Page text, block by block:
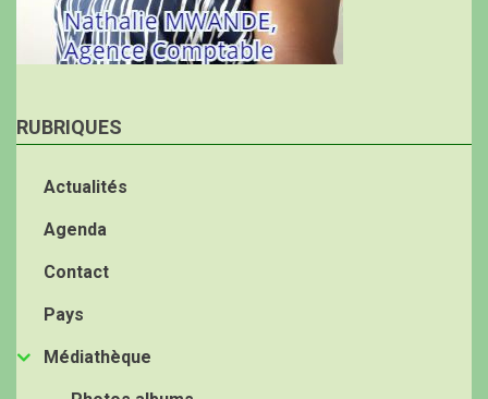
RUBRIQUES
Actualités
Agenda
Contact
Pays
Médiathèque